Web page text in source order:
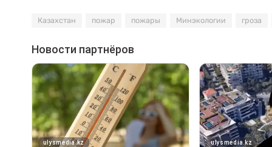
Казахстан пожар пожары Минэкологии гроза